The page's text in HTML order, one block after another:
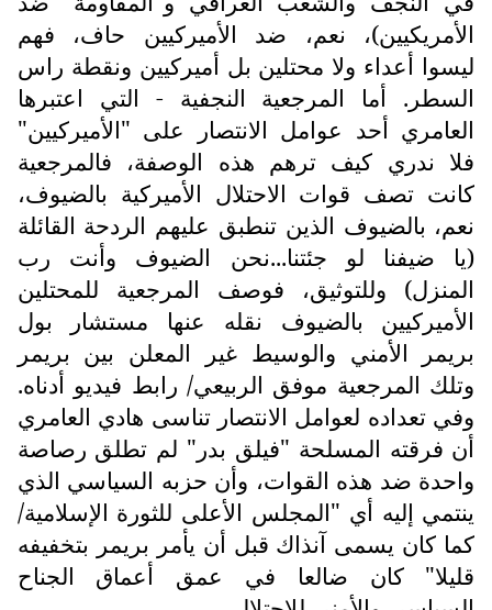
الأمريكيين)، نعم، ضد الأميركيين حاف، فهم
ليسوا أعداء ولا محتلين بل أميركيين ونقطة راس
السطر. أما المرجعية النجفية - التي اعتبرها
العامري أحد عوامل الانتصار على "الأميركيين"
فلا ندري كيف ترهم هذه الوصفة، فالمرجعية
كانت تصف قوات الاحتلال الأميركية بالضيوف،
نعم، بالضيوف الذين تنطبق عليهم الردحة القائلة
(يا ضيفنا لو جئتنا...نحن الضيوف وأنت رب
المنزل) وللتوثيق، فوصف المرجعية للمحتلين
الأميركيين بالضيوف نقله عنها مستشار بول
بريمر الأمني والوسيط غير المعلن بين بريمر
وتلك المرجعية موفق الربيعي/ رابط فيديو أدناه.
وفي تعداده لعوامل الانتصار تناسى هادي العامري
أن فرقته المسلحة "فيلق بدر" لم تطلق رصاصة
واحدة ضد هذه القوات، وأن حزبه السياسي الذي
ينتمي إليه أي "المجلس الأعلى للثورة الإسلامية/
كما كان يسمى آنذاك قبل أن يأمر بريمر بتخفيفه
قليلا" كان ضالعا في عمق أعماق الجناح